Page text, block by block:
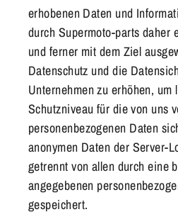
erhobenen Daten und
durch Supermoto-parts daher
und ferner mit dem Ziel
Datenschutz und die
Unternehmen zu erhöhen,
Schutzniveau für die von uns
personenbezogenen Daten
anonymen Daten der Server-
getrennt von allen durch eine
angegebenen
gespeichert.